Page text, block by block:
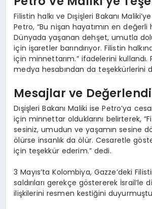
Filistin halkı ve Dışişleri Bakanı
Petro, “Bu nişan hayatımın en değerli
Dünyada yaşanan dehşet, umutla
için işaretler barındırıyor. Filistin
için minnettarım.” ifadelerini kullandı.
medya hesabından da teşekkürlerini
Mesajlar ve
Dışişleri Bakanı Maliki ise Petro’ya
için minnettar olduklarını belirterek,
sesiniz, umudun ve yaşamın sesine
ölürse insanlık da ölür. Cesaretle
için teşekkür ederim.” dedi.
3 Mayıs’ta Kolombiya, Gazze’deki
saldırıları gerekçe göstererek İsrail’le
ilişkilerini resmen kestiğini